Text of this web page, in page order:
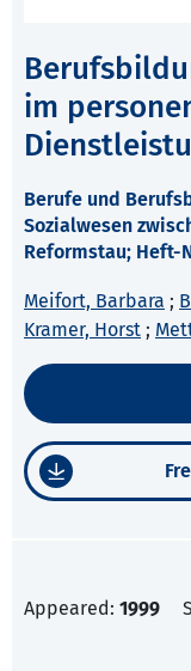
im
Berufe und
Sozialwesen
Reformstau; Heft-
Meifort, Barbara ;
Kramer, Horst ;
Appeared: 1999